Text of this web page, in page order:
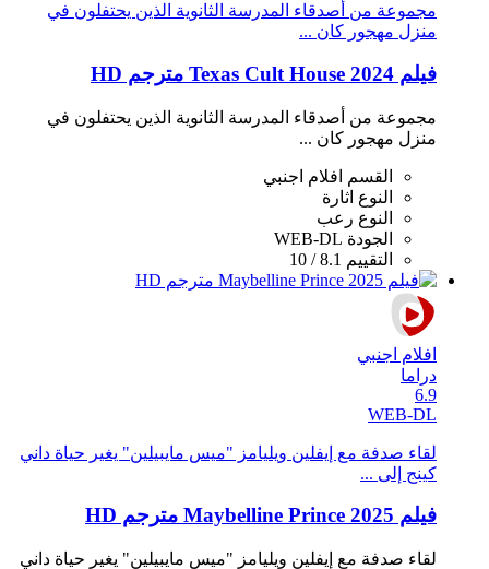
مجموعة من أصدقاء المدرسة الثانوية الذين يحتفلون في
منزل مهجور كان ...
فيلم Texas Cult House 2024 مترجم HD
مجموعة من أصدقاء المدرسة الثانوية الذين يحتفلون في
منزل مهجور كان ...
القسم
افلام اجنبي
النوع اثارة
النوع رعب
الجودة WEB-DL
التقييم 8.1 / 10
افلام اجنبي
دراما
6.9
WEB-DL
لقاء صدفة مع إيفلين ويليامز "ميس مايبيلين" يغير حياة داني
كينج إلى ...
فيلم Maybelline Prince 2025 مترجم HD
لقاء صدفة مع إيفلين ويليامز "ميس مايبيلين" يغير حياة داني